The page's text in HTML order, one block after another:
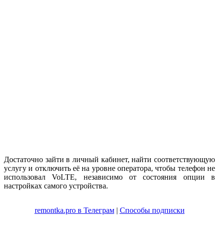
Достаточно зайти в личный кабинет, найти соответствующую
услугу и отключить её на уровне оператора, чтобы телефон не
использовал VoLTE, независимо от состояния опции в
настройках самого устройства.
remontka.pro в Телеграм| Способы подписки